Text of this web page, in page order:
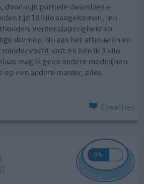
door mijn partïele dwarslaesie
tijd 18 kilo aangekomen, mn
Verder slaperigheid en
dromen. Nu aan het afbouwen en
minder vocht vast en ben ik 3 kilo
mag ik geen andere medicijnen
een andere manier, alles
0 reacties